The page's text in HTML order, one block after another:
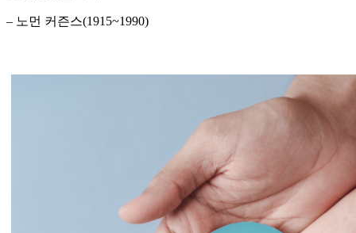
– 노먼 커즌스(1915~1990)